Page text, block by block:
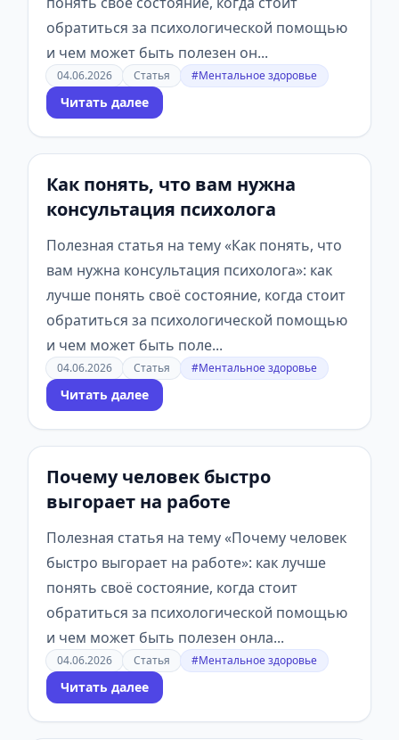
обратиться за психологической помощью
и чем может быть полезен он...
04.06.2026 Статья #Ментальное здоровье
Читать далее
Как понять, что вам нужна
консультация психолога
Полезная статья на тему «Как понять, что
вам нужна консультация психолога»: как
лучше понять своё состояние, когда стоит
обратиться за психологической помощью
и чем может быть поле...
04.06.2026 Статья #Ментальное здоровье
Читать далее
Почему человек быстро
выгорает на работе
Полезная статья на тему «Почему человек
быстро выгорает на работе»: как лучше
понять своё состояние, когда стоит
обратиться за психологической помощью
и чем может быть полезен онла...
04.06.2026 Статья #Ментальное здоровье
Читать далее